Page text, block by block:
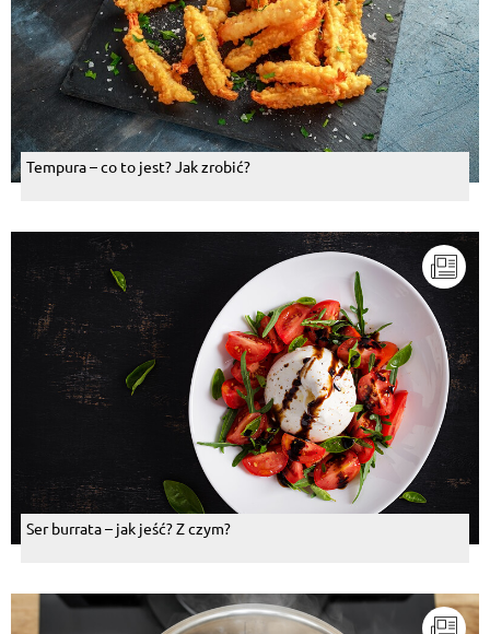
Tempura – co to jest? Jak zrobić?
Ser burrata – jak jeść? Z czym?